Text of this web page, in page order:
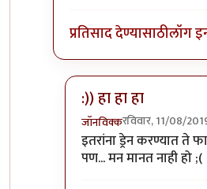
प्रतिसाद देण्यासाठीलॉग
:)) हा हा हा
जॉनविक्करविवार, 11/08/
In reply toत्यांना
इतरांना ड्रेन करण्यात ते
पण... मन मानत नाही हो ;(